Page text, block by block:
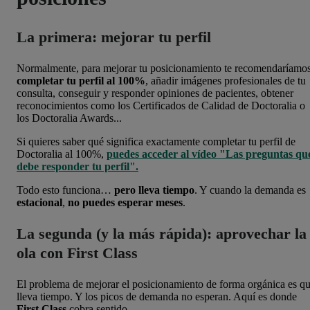
La primera: mejorar tu perfil
Normalmente, para mejorar tu posicionamiento te
completar tu perfil al 100%, añadir imágenes profesionales de tu
consulta, conseguir y responder opiniones de pacientes, obtener
reconocimientos como los Certificados de Calidad de Doctoralia o
los Doctoralia Awards...
Si quieres saber qué significa exactamente completar tu perfil de
Doctoralia al 100%, puedes acceder al vídeo "Las preguntas
debe responder tu perfil".
Todo esto funciona… pero lleva tiempo. Y cuando la demanda es
estacional, no puedes esperar meses.
La segunda (y la más rápida): aprovechar la
ola con First Class
El problema de mejorar el posicionamiento de forma orgánica es
lleva tiempo. Y los picos de demanda no esperan. Aquí es donde